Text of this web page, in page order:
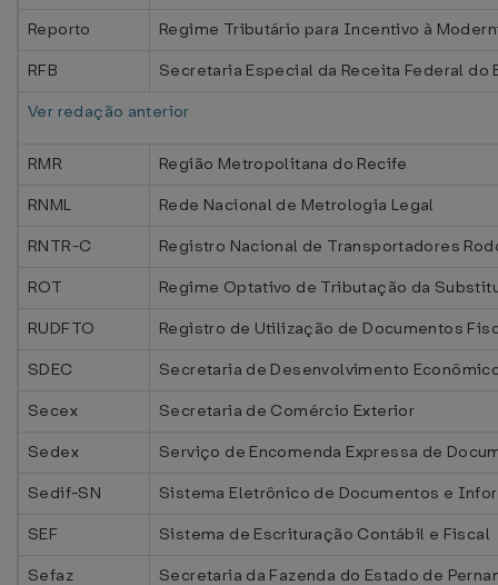
Reporto
Regime Tributário para Incentivo à
RFB
Secretaria Especial da Receita Federal do
Ver redação anterior
RMR
Região Metropolitana do Recife
RNML
Rede Nacional de Metrologia Legal
RNTR-C
Registro Nacional de Transportadores
ROT
Regime Optativo de Tributação da
RUDFTO
Registro de Utilização de Documentos
SDEC
Secretaria de Desenvolvimento
Secex
Secretaria de Comércio Exterior
Sedex
Serviço de Encomenda Expressa de
Sedif-SN
Sistema Eletrônico de Documentos e
SEF
Sistema de Escrituração Contábil e Fiscal
Sefaz
Secretaria da Fazenda do Estado de